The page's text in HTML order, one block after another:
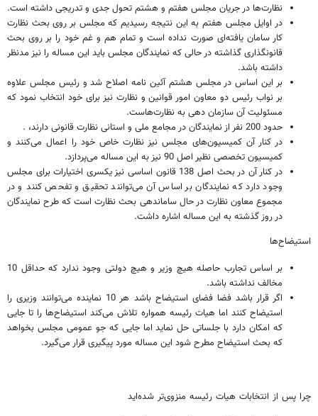
نظارت‌ها در جریان مجلس هفتم و هشتم تحول جدی و تدریجی داشته است.
در اوایل مجلس هفتم به این نتیجه رسیدیم که مجلس بر روی بحث نظارت
کار سامان یافته‌ای صورت نداده است و تمام هم و غم خود را بر روی بحث
قانونگذاری گذاشته در حالی که نمایندگان مجلس باید این مساله را نیز مدنظر
داشته باشد.
بر این اساس در مجلس هشتم آئین نامه اصلاح شد و رئیس مجلس علاوه
بر نواب رئیس دو معاون امور قوانین و نظارت نیز برای خود انتخاب نمود که
مسئولیت آن سازمان دهی به نظارت‌هاست.
حدود 200 نفر از نمایندگان در مجامع ملی و استانی نظارت قانونی دارند، .
در کنار آن کمیسیون‌های مجلس نیز نظارت خاص خود را اعمال می‌کنند و
کمیسیون تخصصی نظیر اصل 90 نیز به این مساله می‌پردازد.
در کنار آن در بحث اصل 138 قانون اساسی نیز یکسری اختیارات برای مجلس
وجود دارد که نمایندگان بر اساس آن می‌توانند تحقیق و تفحص کنند و در
مجموع معاون نظارت در حال ساماندهی بحث نظارت است که طرح نمایندگان
در روز گذشته به این مساله اشاره داشت.
استیضاح‌ها
بر اساس تجارب حاصله هیچ وزیر و هیچ دولتی وجود ندارد که حداقل 10
مخالف نداشته باشد.
اگر قرار باشد فضا فضای استیضاح باشد هر 10 نماینده‌ می‌توانند وزیری را
استیضاح کنند اما هیات رئیسه همواره تلاش می‌کند استیضاح‌ها را تا جایی
که امکان دارد با جلساتی حل نماید اما جایی که جو عمومی مجلس بخواهد
که بحث استیضاح مطرح شود این مساله مورد پیگیری قرار می‌گیرد.
چرا پس از انتخابات هیات رئیسه منزوی‌تر شده‌اید